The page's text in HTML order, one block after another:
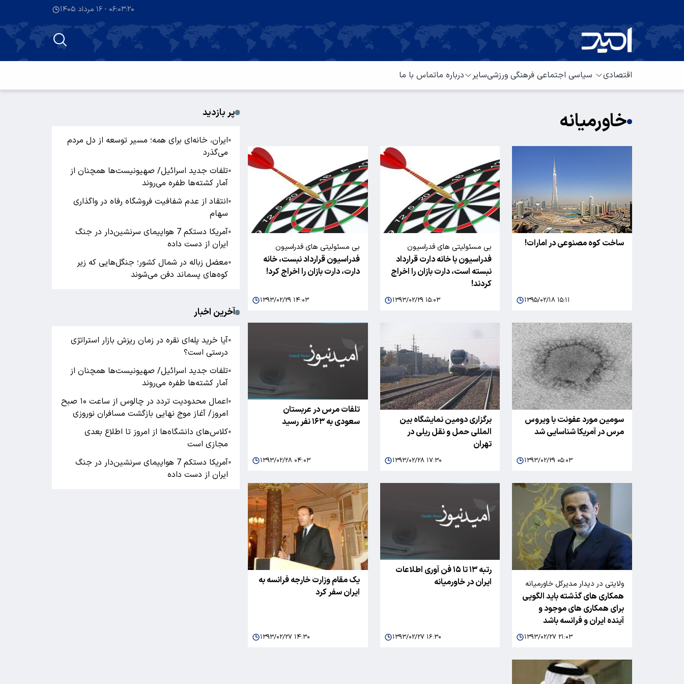
۰۶:۰۳:۲۰ - ۱۶ مرداد ۱۴۰۵
اقتصادی سیاسی اجتماعی فرهنگی ورزشیسایر درباره ماتماس با ما
خاورمیانه
ساخت کوه مصنوعی در امارات!
۱۳۹۵/۰۲/۱۸ ۱۵:۱۱
بی مسئولیتی های فدراسیون
انجمن های ورزشی همچنان ادامه
دارد؛
فدراسیون با خانه دارت قرارداد
نبسته است، دارت بازان را اخراج
کردند!
۱۳۹۳/۰۲/۲۹ ۱۵:۰۳
بی مسئولیتی های فدراسیون
انجمن های ورزشی همچنان ادامه
دارد؛
فدراسیون قرارداد نبست، خانه
دارت، دارت بازان را اخراج کرد!
۱۳۹۳/۰۲/۲۹ ۱۴:۰۳
سومین مورد عفونت با ویروس
مرس در آمریکا شناسایی شد
۱۳۹۳/۰۲/۲۹ ۰۵:۰۳
برگزاری دومین نمایشگاه بین
المللی حمل و نقل ریلی در
تهران
۱۳۹۳/۰۲/۲۸ ۱۷:۳۰
تلفات مرس در عربستان
سعودی به ۱۶۳ نفر رسید
۱۳۹۳/۰۲/۲۸ ۰۴:۰۳
ولایتی در دیدار مدیرکل خاورمیانه
وزارت خارجه فرانسه:
همکاری های گذشته باید الگویی
برای همکاری های موجود و
آینده ایران و فرانسه باشد
۱۳۹۳/۰۲/۲۷ ۲۱:۰۳
رتبه ۱۳ تا ۱۵ فن آوری اطلاعات
ایران در خاورمیانه
۱۳۹۳/۰۲/۲۷ ۱۶:۳۰
یک مقام وزارت خارجه فرانسه به
ایران سفر کرد
۱۳۹۳/۰۲/۲۷ ۱۴:۳۰
پر بازدید
●ایران، خانه‌ای برای همه؛ مسیر توسعه از دل مردم
می‌گذرد
●تلفات جدید اسرائیل/ صهیونیست‌ها همچنان از
آمار کشته‌ها طفره می‌روند
●انتقاد از عدم شفافیت فروشگاه رفاه در واگذاری
سهام
●
آمریکا دستکم 7 هواپیمای سرنشین‌دار در جنگ
ایران از دست داده
●معضل زباله در شمال کشور؛ جنگل‌هایی که زیر
کوه‌های پسماند دفن می‌شوند
آخرین اخبار
●آیا خرید پله‌ای نقره در زمان ریزش بازار استراتژی
درستی است؟
●تلفات جدید اسرائیل/ صهیونیست‌ها همچنان از
آمار کشته‌ها طفره می‌روند
●
اعمال محدودیت تردد در چالوس از ساعت ۱۰ صبح
امروز/ آغاز موج نهایی بازگشت مسافران نوروزی
●کلاس‌های دانشگاه‌ها از امروز تا اطلاع بعدی
مجازی است
●
آمریکا دستکم 7 هواپیمای سرنشین‌دار در جنگ
ایران از دست داده